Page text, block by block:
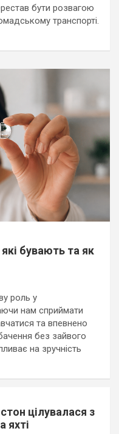
бути розвагою
транспорті.
бувають та як
роль у
нам сприймати
та впевнено
без зайвого
на зручність
цілувалася з
яхті